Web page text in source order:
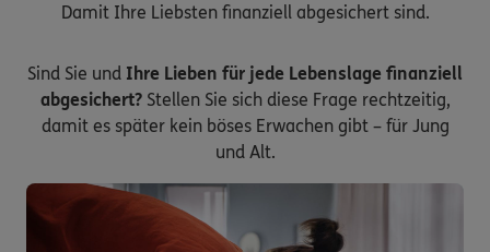
Damit Ihre Liebsten finanziell abgesichert sind.
Sind Sie und Ihre Lieben für jede Lebenslage finanziell
abgesichert?Stellen Sie sich diese Frage rechtzeitig,
damit es später kein böses Erwachen gibt – für Jung
und Alt.